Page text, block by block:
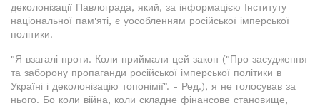
деколонізації Павлограда, який, за інформацією Інституту
національної пам'яті, є уособленням російської імперської
політики.
"Я взагалі проти. Коли приймали цей закон ("Про засудження
та заборону пропаганди російської імперської політики в
Україні і деколонізацію топонімії". - Ред.), я не голосував за
нього. Бо коли війна, коли складне фінансове становище,